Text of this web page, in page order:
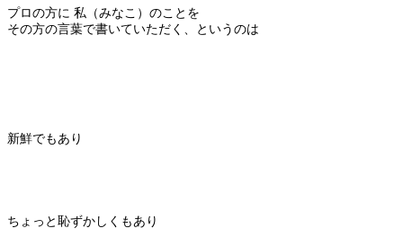
プロの方に 私（みなこ）のことを
その方の言葉で書いていただく、というのは
新鮮でもあり
ちょっと恥ずかしくもあり